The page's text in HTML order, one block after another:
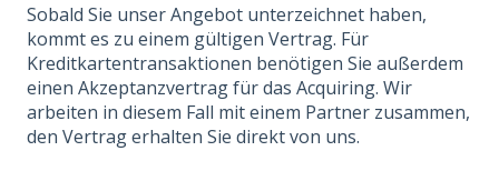
Sobald Sie unser Angebot unterzeichnet haben,
kommt es zu einem gültigen Vertrag. Für
Kreditkartentransaktionen benötigen Sie außerdem
einen Akzeptanzvertrag für das Acquiring. Wir
arbeiten in diesem Fall mit einem Partner zusammen,
den Vertrag erhalten Sie direkt von uns.